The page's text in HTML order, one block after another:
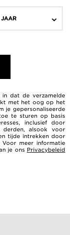
JAAR
dat de verzamelde
met het oog op het
je gepersonaliseerde
te sturen op basis
inclusief door
alsook voor
tijde intrekken door
meer informatie
je ons Privacybeleid